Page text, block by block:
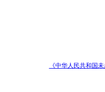
《中华人民共和国